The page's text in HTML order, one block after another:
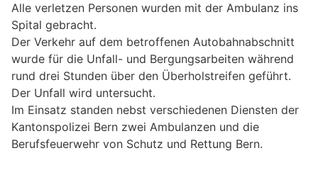
Alle verletzen Personen wurden mit der Ambulanz ins
Spital gebracht.
Der Verkehr auf dem betroffenen Autobahnabschnitt
wurde für die Unfall- und Bergungsarbeiten während
rund drei Stunden über den Überholstreifen geführt.
Der Unfall wird untersucht.
Im Einsatz standen nebst verschiedenen Diensten der
Kantonspolizei Bern zwei Ambulanzen und die
Berufsfeuerwehr von Schutz und Rettung Bern.